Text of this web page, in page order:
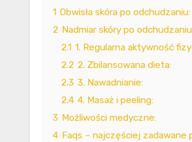
1 Obwisła skóra po
2 Nadmiar skóry po
2.1 1. Regularna aktywność
2.2 2. Zbilansowana dieta:
2.3 3. Nawadnianie:
2.4 4. Masaż i peeling:
3 Możliwości medyczne:
4 Faqs – najczęściej zadawane